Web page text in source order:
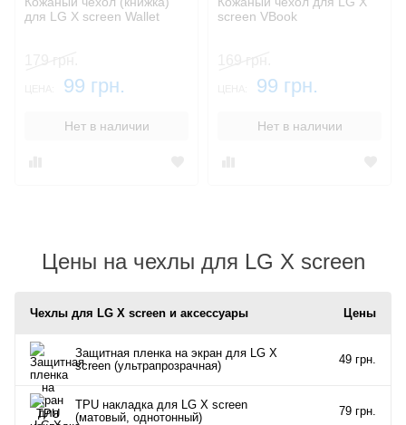
для LG X screen Wallet
99 грн.
Нет в наличии
screen VBook
99 грн.
Нет в наличии
Цены на чехлы для LG X screen
Чехлы для LG X screen и аксессуары Цены
Защитная пленка на экран для LG X
screen (ультрапрозрачная)
49 грн.
TPU накладка для LG X screen
(матовый, однотонный)
79 грн.